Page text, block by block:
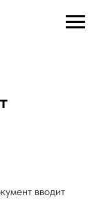
вводит